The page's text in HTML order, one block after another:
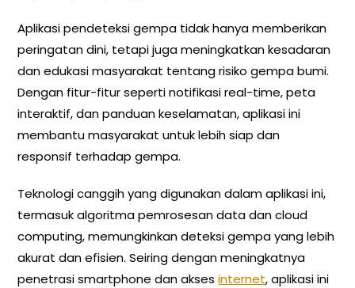
Aplikasi pendeteksi gempa tidak hanya memberikan
peringatan dini, tetapi juga meningkatkan kesadaran
dan edukasi masyarakat tentang risiko gempa bumi.
Dengan fitur-fitur seperti notifikasi real-time, peta
interaktif, dan panduan keselamatan, aplikasi ini
membantu masyarakat untuk lebih siap dan
responsif terhadap gempa.
Teknologi canggih yang digunakan dalam aplikasi ini,
termasuk algoritma pemrosesan data dan cloud
computing, memungkinkan deteksi gempa yang lebih
akurat dan efisien. Seiring dengan meningkatnya
penetrasi smartphone dan aksesinternet, aplikasi ini